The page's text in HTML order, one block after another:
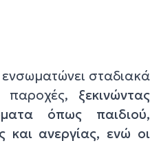
σταδιακά
παροχές, ξεκινώντας
όπως παιδιού,
και ανεργίας, ενώ οι